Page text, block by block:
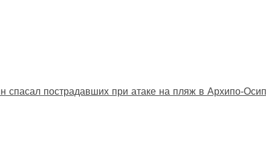
спасал пострадавших при атаке на пляж в